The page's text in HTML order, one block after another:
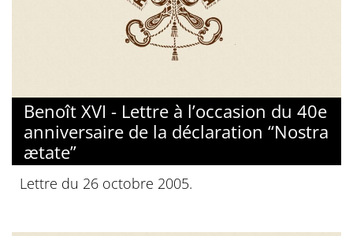
Benoît XVI - Lettre à l’occasion du 40e
anniversaire de la déclaration “Nostra
ætate”
Lettre du 26 octobre 2005.